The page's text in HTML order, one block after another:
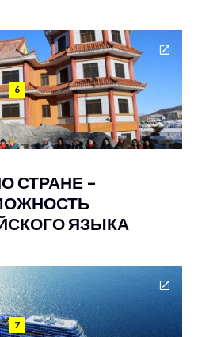
6
СТРАНЕ –
ЯЗЫКА
7